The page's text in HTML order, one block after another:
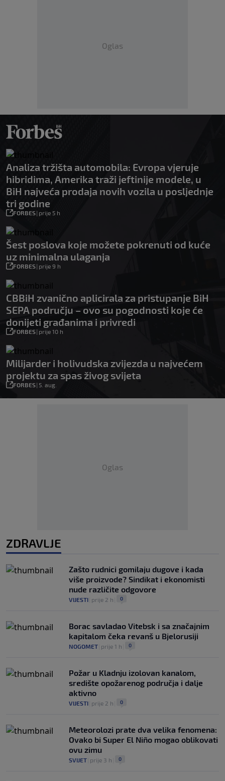
Oglas
Analiza tržišta automobila: Evropa vjeruje
hibridima, Amerika traži jeftinije modele, u
BiH najveća prodaja novih vozila u posljednje
tri godine
FORBES| prije 5 h
Šest poslova koje možete pokrenuti od kuće
uz minimalna ulaganja
FORBES| prije 9 h
CBBiH zvanično aplicirala za pristupanje BiH
SEPA području – ovo su pogodnosti koje će
donijeti građanima i privredi
FORBES| prije 10 h
Milijarder i holivudska zvijezda u najvećem
projektu za spas živog svijeta
FORBES| 5. aug.
Oglas
ZDRAVLJE
Zašto rudnici gomilaju dugove i kada
više proizvode? Sindikat i ekonomisti
nude različite odgovore
VIJESTI prije 2 h 0
Borac savladao Vitebsk i sa značajnim
kapitalom čeka revanš u Bjelorusiji
NOGOMET prije 1 h 0
Požar u Kladnju izolovan kanalom,
središte opožarenog područja i dalje
aktivno
VIJESTI prije 2 h 0
Meteorolozi prate dva velika fenomena:
Ovako bi Super El Niño mogao oblikovati
ovu zimu
SVIJET prije 3 h 0